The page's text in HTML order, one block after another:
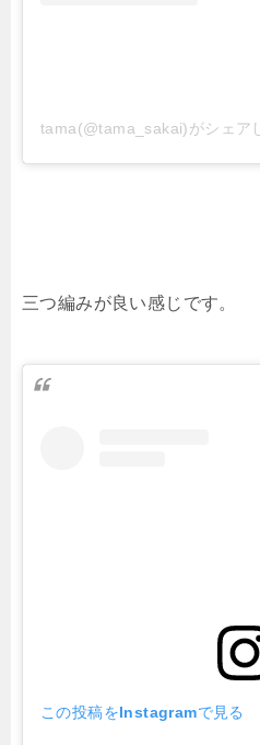
tama(@tama_sakai)がシェア
三つ編みが良い感じです。
この投稿をInstagramで見る